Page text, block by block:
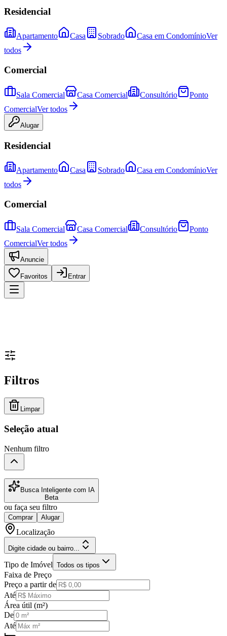
Residencial
Apartamento Casa Sobrado Casa em CondomínioVer
todos
Comercial
Sala Comercial Casa Comercial Consultório
Ponto
ComercialVer todos
Alugar
Residencial
Apartamento Casa Sobrado Casa em CondomínioVer
todos
Comercial
Sala Comercial Casa Comercial Consultório
Ponto
ComercialVer todos
Anuncie
Favoritos Entrar
Filtros
Limpar
Seleção atual
Nenhum filtro
Busca Inteligente com IA
Beta
ou faça seu filtro
Comprar Alugar
Localização
Digite cidade ou bairro...
Tipo de Imóvel Todos os tipos
Faixa de Preço
Preço a partir de
Até
Área útil (m²)
De
Até